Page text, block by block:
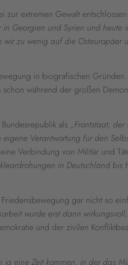
zur extremen Gewalt entschlossen:
Georgien und Syrien und heute
wir zu wenig auf die Osteuropäer
in biografischen Gründen.
während der großen
als „Frontstaat,
Verantwortung für den
Verbindung von Militär und
in Deutschland bis
gar nicht so
wurde erst dann
und der zivilen
ja eine Zeit kommen, in der das